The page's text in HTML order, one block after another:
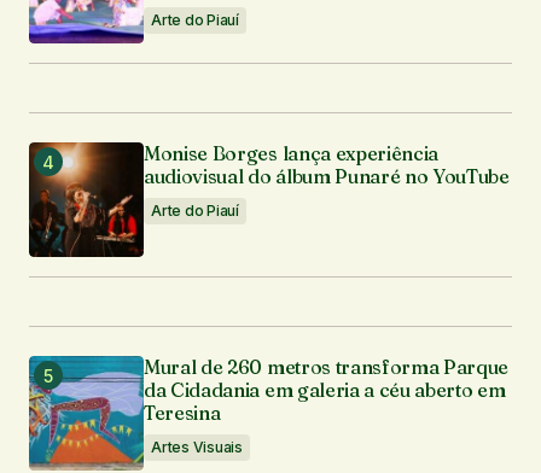
Arte do Piauí
Monise Borges lança experiência
audiovisual do álbum Punaré no YouTube
Arte do Piauí
Mural de 260 metros transforma Parque
da Cidadania em galeria a céu aberto em
Teresina
Artes Visuais